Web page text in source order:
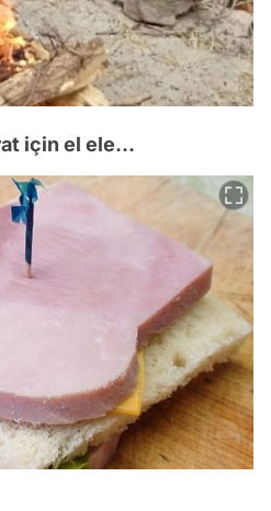
için el ele...